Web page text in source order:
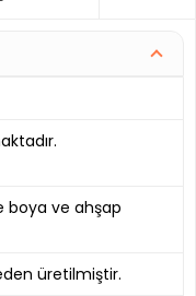
boya ve ahşap
üretilmiştir.